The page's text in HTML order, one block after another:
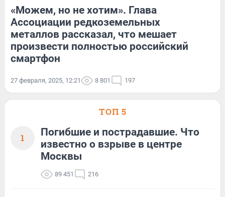
«Можем, но не хотим». Глава
Ассоциации редкоземельных
металлов рассказал, что мешает
произвести полностью российский
смартфон
27 февраля, 2025, 12:21 8 801 197
ТОП 5
1
Погибшие и пострадавшие. Что
известно о взрыве в центре
Москвы
89 451 216